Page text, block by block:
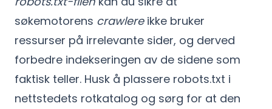
søkemotorens crawlereikke bruker
ressurser på irrelevante sider, og derved
forbedre indekseringen av de sidene som
faktisk teller. Husk å plassere robots.txt i
nettstedets rotkatalog og sørg for at den